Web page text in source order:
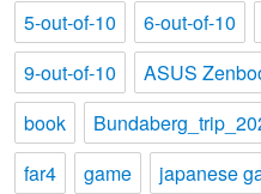
5-out-of-10 6-out-of-10
9-out-of-10
ASUS
book
far4
game japanese